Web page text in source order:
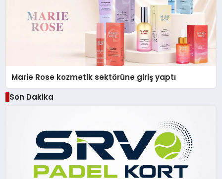
Marie Rose kozmetik sektörüne giriş yaptı
Son Dakika